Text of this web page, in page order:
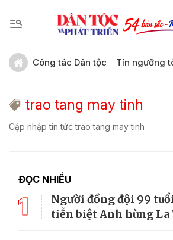
Công tác Dân tộc Tín ngưỡng
trao tang may tinh
Cập nhập tin tức trao tang may tinh
ĐỌC NHIỀU
1
Người đồng đội 99
tiễn biệt Anh hùng La